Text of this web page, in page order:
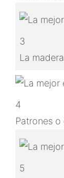
3
La
4
Patrones
5